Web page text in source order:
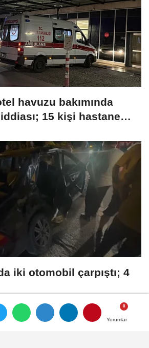
Yorumlar
Yorumlar
havuzu bakımında
iddiası; 15 kişi hastaneye
iki otomobil çarpıştı; 4